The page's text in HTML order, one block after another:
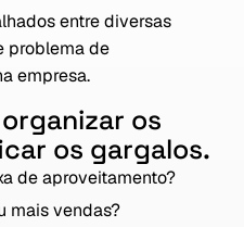
entre diversas
problema de
empresa.
organizar os
os gargalos.
de aproveitamento?
mais vendas?